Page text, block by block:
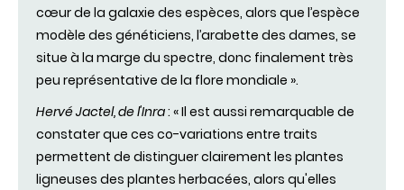
cœur de la galaxie des espèces, alors que l’espèce
modèle des généticiens, l’arabette des dames, se
situe à la marge du spectre, donc finalement très
peu représentative de la flore mondiale ».
Hervé Jactel, de l'Inra: « Il est aussi remarquable de
constater que ces co-variations entre traits
permettent de distinguer clairement les plantes
ligneuses des plantes herbacées, alors qu'elles